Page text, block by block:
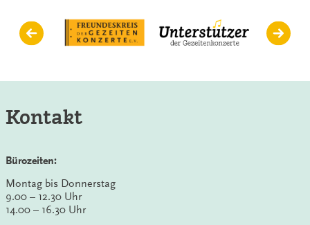
Kontakt
Bürozeiten:
Montag bis Donnerstag
9.00 – 12.30 Uhr
14.00 – 16.30 Uhr